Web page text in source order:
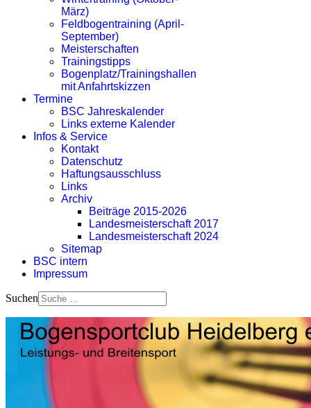
März)
Feldbogentraining (April-
September)
Meisterschaften
Trainingstipps
Bogenplatz/Trainingshallen
mit Anfahrtskizzen
Termine
BSC Jahreskalender
Links externe Kalender
Infos & Service
Kontakt
Datenschutz
Haftungsausschluss
Links
Archiv
Beiträge 2015-2026
Landesmeisterschaft 2017
Landesmeisterschaft 2024
Sitemap
BSC intern
Impressum
Suchen